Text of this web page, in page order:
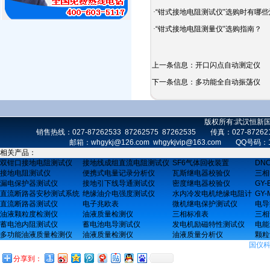
·“钳式接地电阻测试仪”选购时有哪
·“钳式接地电阻测量仪”选购指南？
上一条信息：开口闪点自动测定仪
下一条信息： 多功能全自动振荡仪
版权所有:武汉恒新
销售热线：027-87262533 87262575 87262535 传真：027-
邮箱：whgykj@126.com whgykjvip@163.com QQ号码
相关产品：
双钳口接地电阻测试仪
接地线成组直流电阻测试仪 SF6气体回收装置
接地电阻测试仪
便携式电量记录分析仪 瓦斯继电器校验仪
三
漏电保护器测试仪
接地引下线导通测试仪 密度继电器校验仪
GY-
直流断路器安秒测试系统 绝缘油介电强度测试仪 水内冷发电机绝缘电阻计 GY-
直流断路器测试仪
电子兆欧表 微机继电保护测试仪
电
油液颗粒度检测仪
油液质量检测仪 三相标准表
三
蓄电池内阻测试仪
蓄电池电导测试仪 发电机励磁特性测试仪
电
多功能油液质量检测仪
油液质量检测仪 油液质量分析仪
颗
国仪
分享到：